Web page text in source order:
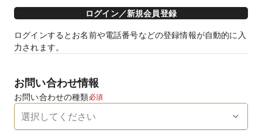
ログイン／新規会員登録
ログインするとお名前や電話番号などの登録情報が自動的に入
力されます。
お問い合わせ情報
お問い合わせの種類必須